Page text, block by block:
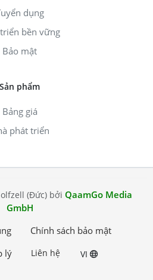
dụng
bền vững
Bảo mật
Sản phẩm
Bảng giá
phát triển
(Đức) bởi QaamGo Media
GmbH
Chính sách bảo mật
lý
Liên hệ VI